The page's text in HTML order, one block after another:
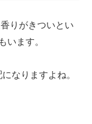
りがきついとい
います。
なりますよね。